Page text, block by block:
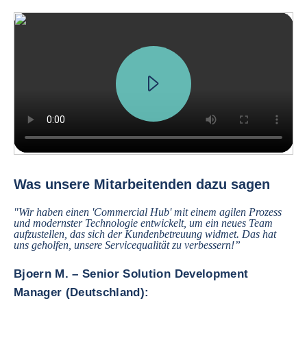
Was unsere Mitarbeitenden dazu sagen
"Wir haben einen 'Commercial Hub' mit einem agilen Prozess
und modernster Technologie entwickelt, um ein neues Team
aufzustellen, das sich der Kundenbetreuung widmet. Das hat
uns geholfen, unsere Servicequalität zu verbessern!”
Bjoern M. – Senior Solution Development
Manager (Deutschland):